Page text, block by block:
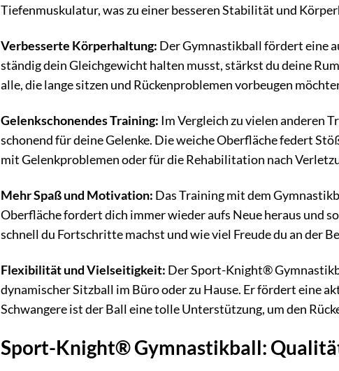
Tiefenmuskulatur, was zu einer besseren Stabilität und
Verbesserte Körperhaltung: Der Gymnastikball fördert eine
ständig dein Gleichgewicht halten musst, stärkst du deine
alle, die lange sitzen und Rückenproblemen vorbeugen
Gelenkschonendes Training: Im Vergleich zu vielen anderen
schonend für deine Gelenke. Die weiche Oberfläche federt
mit Gelenkproblemen oder für die Rehabilitation nach
Mehr Spaß und Motivation: Das Training mit dem
Oberfläche fordert dich immer wieder aufs Neue heraus und
schnell du Fortschritte machst und wie viel Freude du an der
Flexibilität und Vielseitigkeit: Der Sport-Knight®
dynamischer Sitzball im Büro oder zu Hause. Er fördert eine
Schwangere ist der Ball eine tolle Unterstützung, um den
Sport-Knight® Gymnastikball: